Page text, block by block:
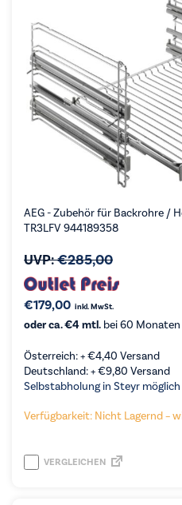
AEG - Zubehör für Backrohre /
TR3LFV 944189358
UVP:€285,00
€179,00 inkl. MwSt.
oder ca. €4 mtl. bei 60
Österreich: +€4,40 Versand
Deutschland: +€9,80 Versand
Selbstabholung in Steyr möglich
Verfügbarkeit: Nicht Lagernd –
VERGLEICHEN